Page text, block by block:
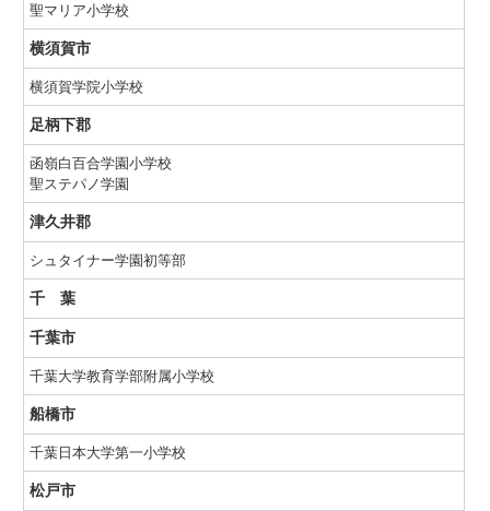
聖マリア小学校
横須賀市
横須賀学院小学校
足柄下郡
函嶺白百合学園小学校
聖ステパノ学園
津久井郡
シュタイナー学園初等部
千 葉
千葉市
千葉大学教育学部附属小学校
船橋市
千葉日本大学第一小学校
松戸市